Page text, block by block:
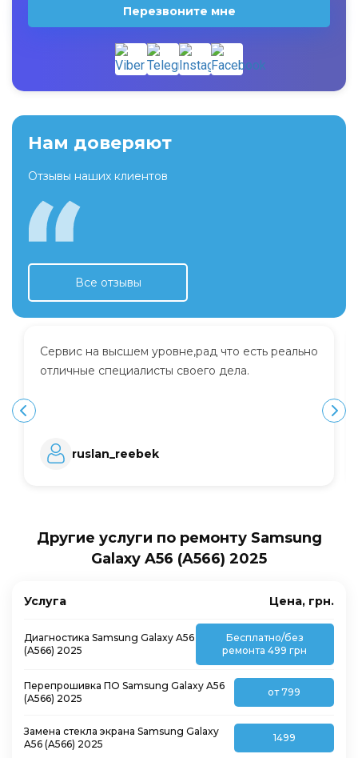
Перезвоните мне
Нам доверяют
Отзывы наших клиентов
Все отзывы
Сервис на высшем уровне,рад что есть реально
отличные специалисты своего дела.
ruslan_reebek
Другие услуги по ремонту Samsung
Galaxy A56 (A566) 2025
Услуга Цена, грн.
Диагностика Samsung Galaxy A56
(A566) 2025
Бесплатно/без
ремонта 499 грн
Перепрошивка ПО Samsung Galaxy A56
(A566) 2025
от 799
Замена стекла экрана Samsung Galaxy
A56 (A566) 2025
1499